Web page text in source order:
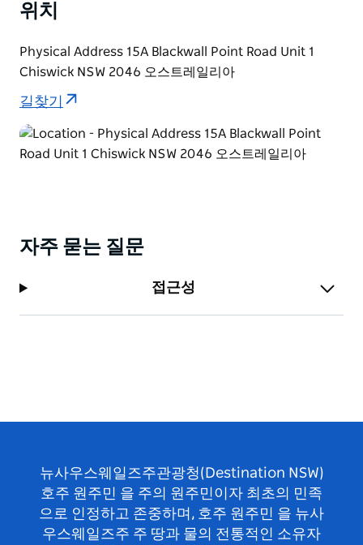
위치
Physical Address 15A Blackwall Point Road Unit 1
Chiswick NSW 2046 오스트레일리아
길찾기
자주 묻는 질문
접근성
뉴사우스웨일즈주관광청(Destination NSW)
호주 원주민 을 주의 원주민이자 최초의 민족
으로 인정하고 존중하며, 호주 원주민 을 뉴사
우스웨일즈주 주 땅과 물의 전통적인 소유자